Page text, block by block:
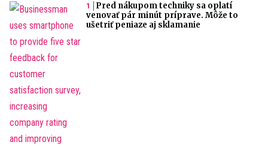
Pred nákupom techniky sa oplatí
venovať pár minút príprave. Môže to
ušetriť peniaze aj sklamanie